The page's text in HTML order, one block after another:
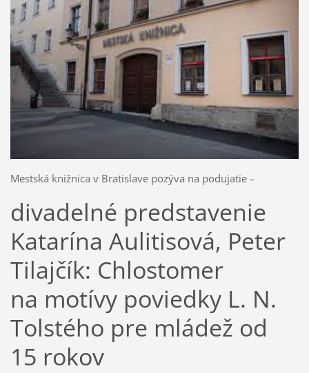
Mestská knižnica v Bratislave pozýva na podujatie –
divadelné predstavenie
Katarína Aulitisová, Peter
Tilajčík: Chlostomer
na motívy poviedky L. N.
Tolstého pre mládež od
15 rokov